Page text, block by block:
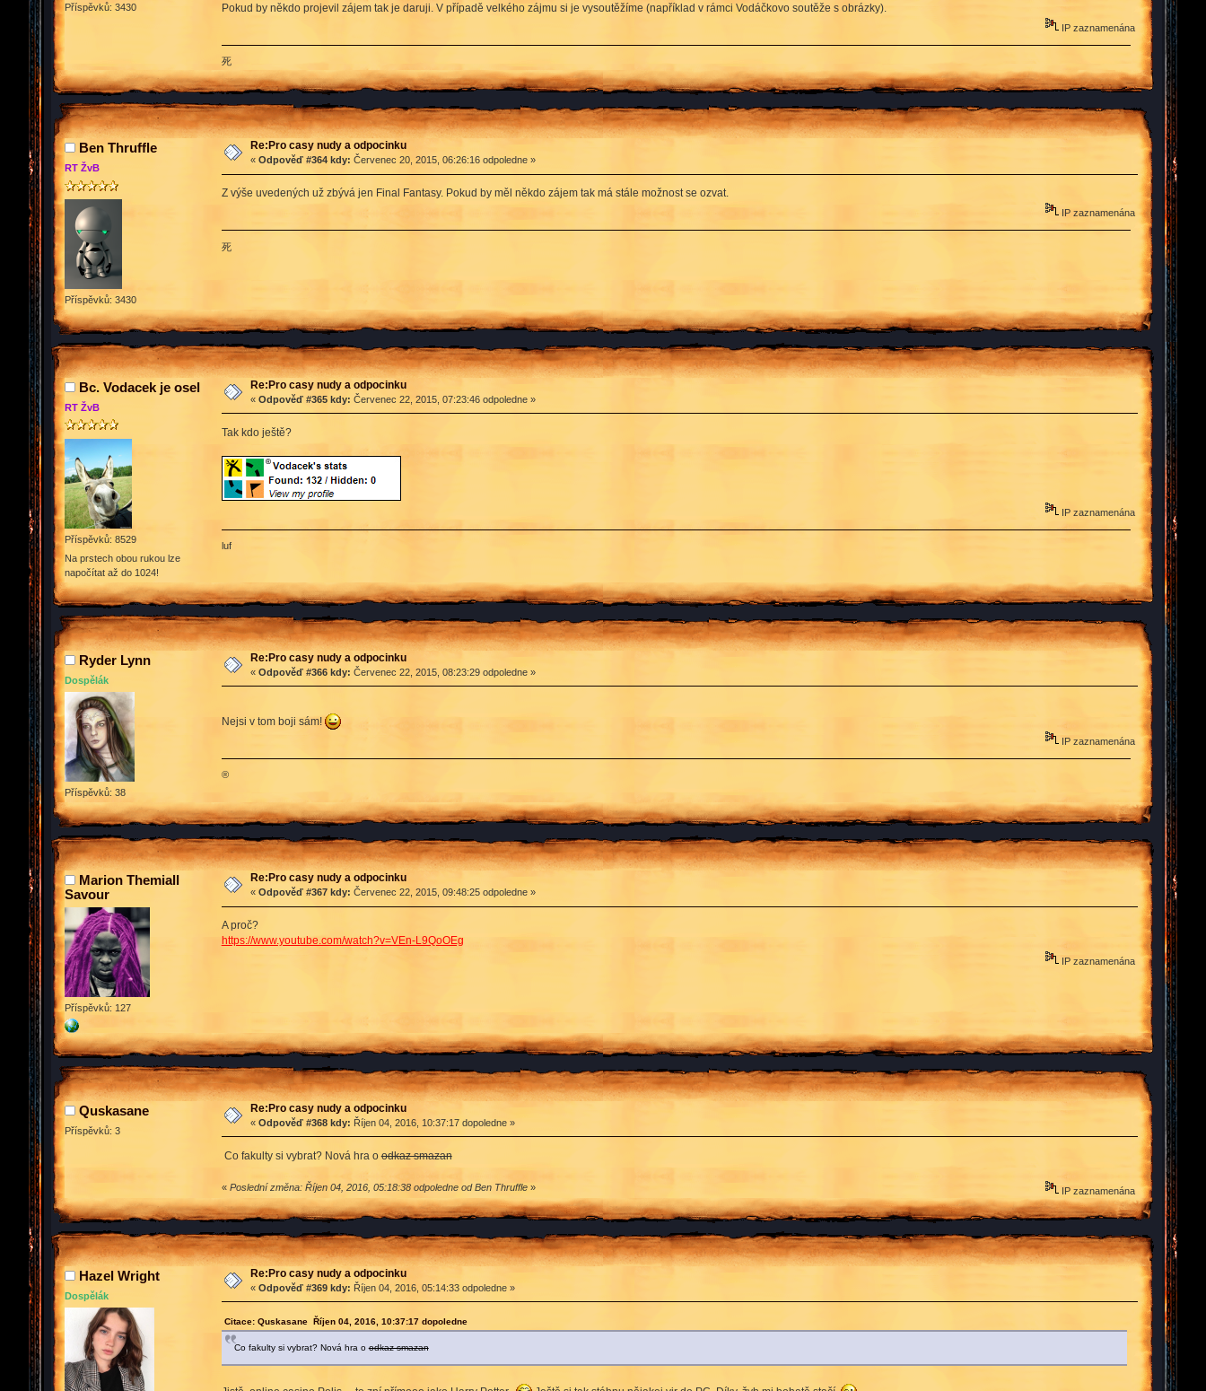
Příspěvků: 3430 Pokud by někdo projevil zájem tak je daruji. V případě velkého zájmu si je vysoutěžíme (například v rámci Vodáčkovo soutěže s obrázky).
IP zaznamenána
死
Ben Thruffle
RT ŽvB
Příspěvků: 3430
Re:Pro casy nudy a odpocinku
« Odpověď #364 kdy: Červenec 20, 2015, 06:26:16 odpoledne »
Z výše uvedených už zbývá jen Final Fantasy. Pokud by měl někdo zájem tak má stále možnost se ozvat.
IP zaznamenána
死
Bc. Vodacek je osel
RT ŽvB
Příspěvků: 8529
Na prstech obou rukou lze
napočítat až do 1024!
Re:Pro casy nudy a odpocinku
« Odpověď #365 kdy: Červenec 22, 2015, 07:23:46 odpoledne »
Tak kdo ještě?
IP zaznamenána
luf
Ryder Lynn
Dospělák
Příspěvků: 38
Re:Pro casy nudy a odpocinku
« Odpověď #366 kdy: Červenec 22, 2015, 08:23:29 odpoledne »
Nejsi v tom boji sám!
IP zaznamenána
®
Marion Themiall
Savour
Příspěvků: 127
Re:Pro casy nudy a odpocinku
« Odpověď #367 kdy: Červenec 22, 2015, 09:48:25 odpoledne »
A proč?
https://www.youtube.com/watch?v=VEn-L9QoOEg
IP zaznamenána
Quskasane
Příspěvků: 3
Re:Pro casy nudy a odpocinku
« Odpověď #368 kdy: Říjen 04, 2016, 10:37:17 dopoledne »
Co fakulty si vybrat? Nová hra oodkaz smazan
« Poslední změna: Říjen 04, 2016, 05:18:38 odpoledne od Ben Thruffle» IP zaznamenána
Hazel Wright
Dospělák
Re:Pro casy nudy a odpocinku
« Odpověď #369 kdy: Říjen 04, 2016, 05:14:33 odpoledne »
Citace: Quskasane Říjen 04, 2016, 10:37:17 dopoledne
Co fakulty si vybrat? Nová hra oodkaz smazan